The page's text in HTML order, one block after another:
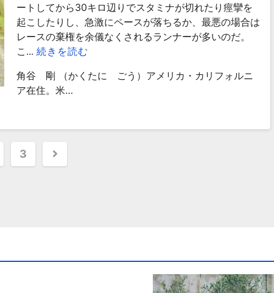
ートしてから30キロ辺りでスタミナが切れたり痙攣を
起こしたりし、急激にペースが落ちるか、最悪の場合は
レースの棄権を余儀なくされるランナーが多いのだ。
こ... 続きを読む
角谷 剛 （かくたに ごう）アメリカ・カリフォルニ
ア在住。米…
3